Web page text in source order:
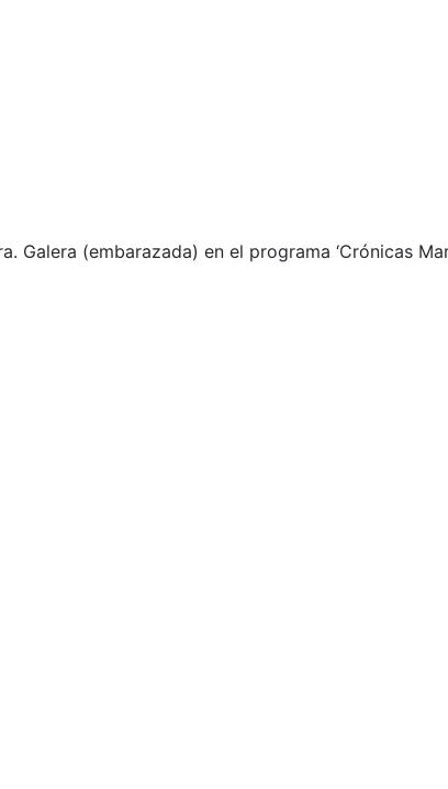
(embarazada) en el programa ‘Crónicas